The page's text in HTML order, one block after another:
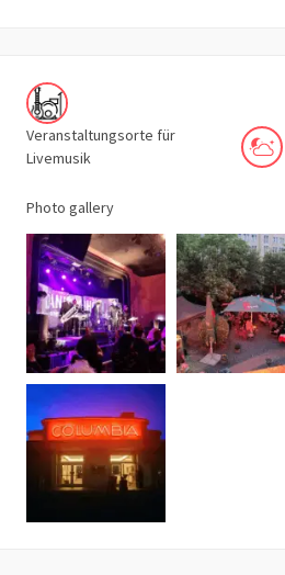
Veranstaltungsorte für
Livemusik
Photo gallery